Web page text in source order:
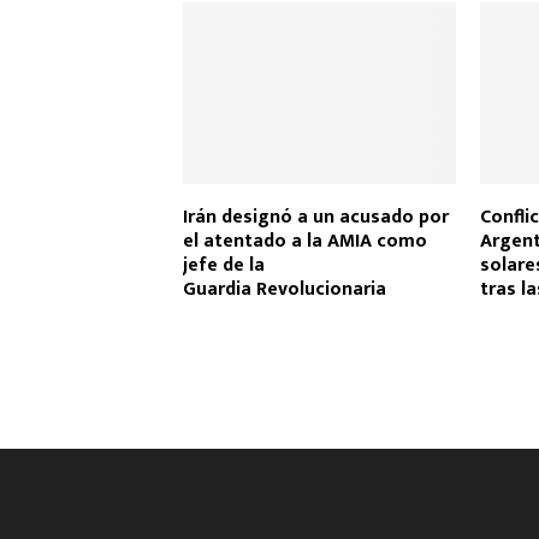
Irán designó a un acusado por
el atentado a la AMIA como
jefe de la
Guardia Revolucionaria tras